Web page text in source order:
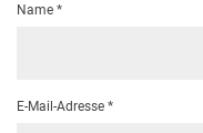
Name *
E-Mail-Adresse *